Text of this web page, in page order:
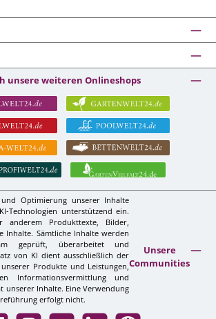
unsere weiteren Onlineshops
Optimierung unserer Inhalte
Technologien unterstützend ein.
anderem Produkttexte, Bilder,
Inhalte. Sämtliche Inhalte werden
geprüft, überarbeitet und
von KI dient ausschließlich der
Produkte und Leistungen,
Informationsvermittlung und
unserer Inhalte. Eine Verwendung
erfolgt nicht.
Unsere
Communities